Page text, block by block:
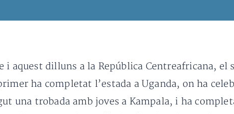
i aquest dilluns a la República Centreafricana, el
ha completat l’estada a Uganda, on ha
una trobada amb joves a Kampala, i ha